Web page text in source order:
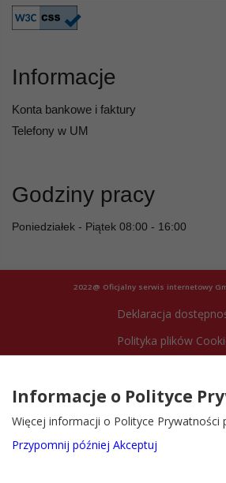
Informacje
Konta bankowe i faktury
Telefony w UM
Godziny pracy
Poniedziałek - Piątek 08:00 - 16:00
2022@ Oficjalny serwis internetowy
Deklaracja
Polityka plików
Informacje o Polityce
Więcej informacji o Polityce Prywatności
Przypomnij później Akceptuj